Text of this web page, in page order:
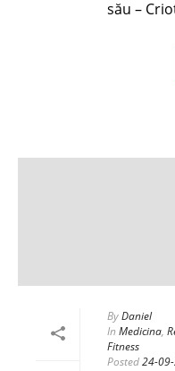
său –
ByDaniel
In Medicina,
Fitness
Posted24-